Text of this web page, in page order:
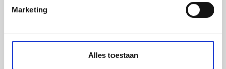
Marketing
Alles toestaan
Ambachtslaan 1005,